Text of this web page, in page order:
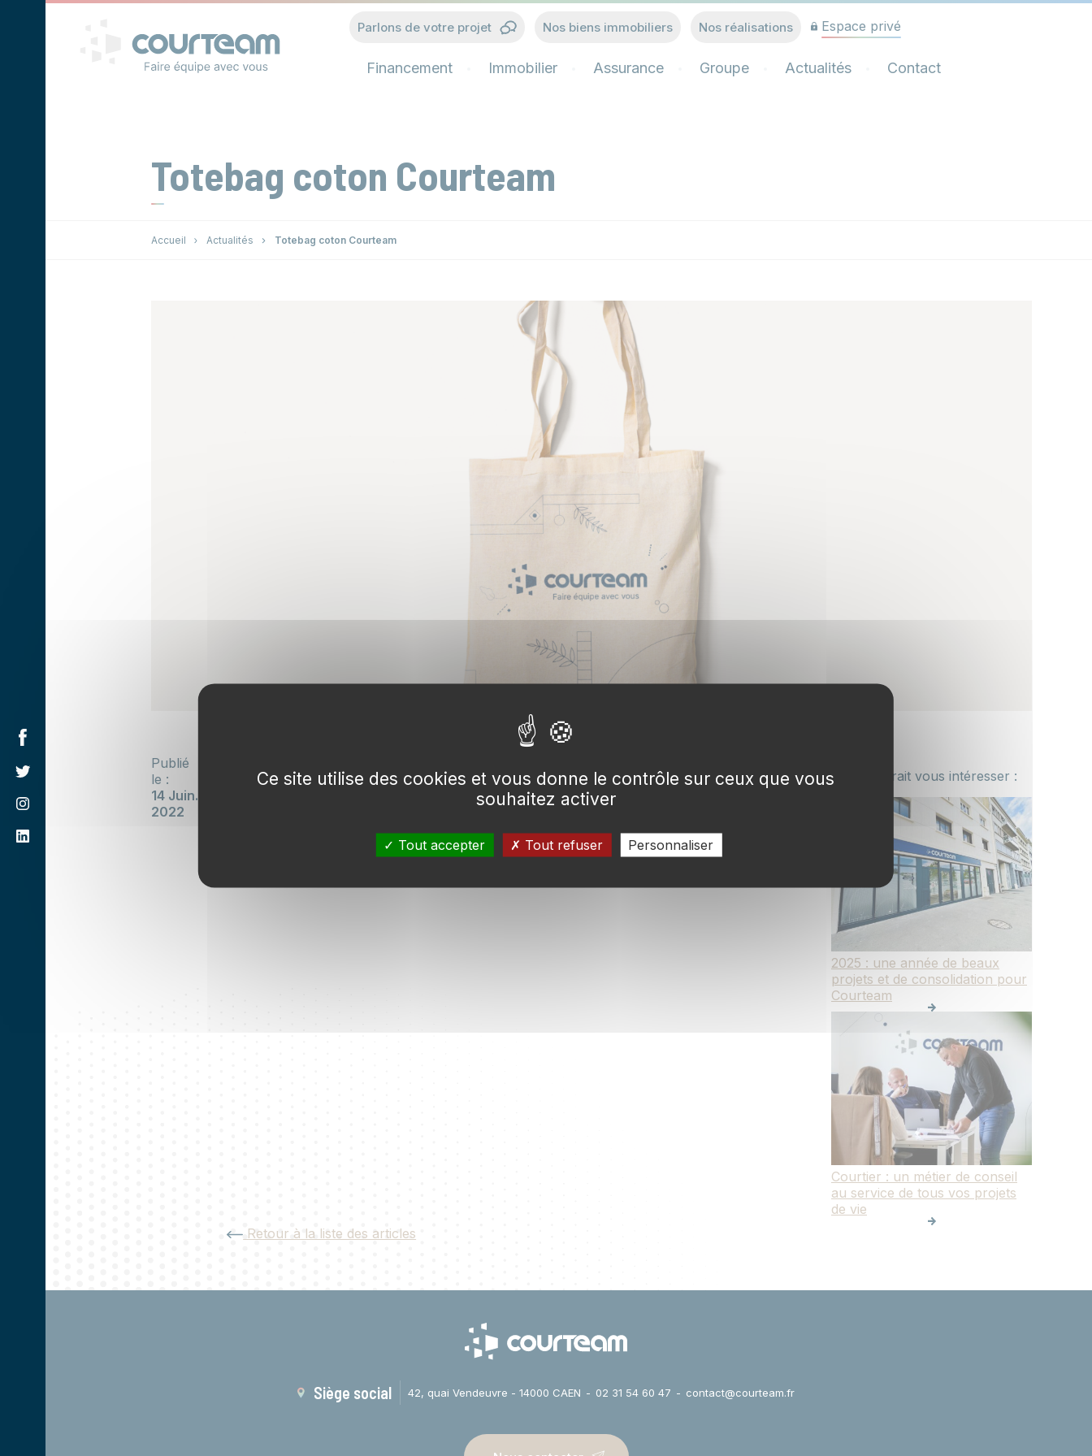
Parlons de votre projet Nos biens immobiliers Nos réalisations Espace privé
Financement Immobilier Assurance Groupe Actualités Contact
Totebag coton Courteam
Accueil Actualités Totebag coton Courteam
Publié
le :
14 Juin.
2022
Ceci pourrait vous intéresser :
2025 : une année de beaux
projets et de consolidation pour
Courteam
Courtier : un métier de conseil
au service de tous vos projets
de vie
Retour à la liste des articles
Siège social 42, quai Vendeuvre - 14000 CAEN 02 31 54 60 47 contact@courteam.fr
Panneau de gestion des cookies
Ce site utilise des cookies et vous donne le contrôle sur ceux que vous
souhaitez activer
Tout accepter Tout refuser Personnaliser